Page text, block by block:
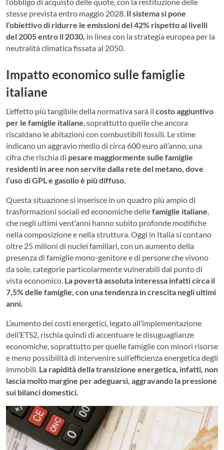
stesse prevista entro maggio 2028. Il sistema si pone
l’obiettivo di ridurre le emissioni del 42% rispetto ai livelli
del 2005 entro il 2030, in linea con la strategia europea per la
neutralità climatica fissata al 2050.
Impatto economico sulle famiglie
italiane
L’effetto più tangibile della normativa sarà il costo aggiuntivo
per le famiglie italiane, soprattutto quelle che ancora
riscaldano le abitazioni con combustibili fossili. Le stime
indicano un aggravio medio di circa 600 euro all’anno, una
cifra che rischia di pesare maggiormente sulle famiglie
residenti in aree non servite dalla rete del metano, dove
l’uso di GPL e gasolio è più diffuso.
Questa situazione si inserisce in un quadro più ampio di
trasformazioni sociali ed economiche dellefamiglie italiane,
che negli ultimi vent’anni hanno subito profonde modifiche
nella composizione e nella struttura. Oggi in Italia si contano
oltre 25 milioni di nuclei familiari, con un aumento della
presenza di famiglie mono-genitore e di persone che vivono
da sole, categorie particolarmente vulnerabili dal punto di
vista economico. La povertà assoluta interessa infatti circa il
7,5% delle famiglie, con una tendenza in crescita negli ultimi
anni.
L’aumento dei costi energetici, legato all’implementazione
dell’ETS2, rischia quindi di accentuare le disuguaglianze
economiche, soprattutto per quelle famiglie con minori risorse
e meno possibilità di intervenire sull’efficienza energetica degli
immobili. La rapidità della transizione energetica, infatti, non
lascia molto margine per adeguarsi, aggravando la pressione
sui bilanci domestici.